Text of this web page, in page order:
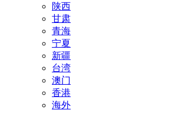
陕西
甘肃
青海
宁夏
新疆
台湾
澳门
香港
海外